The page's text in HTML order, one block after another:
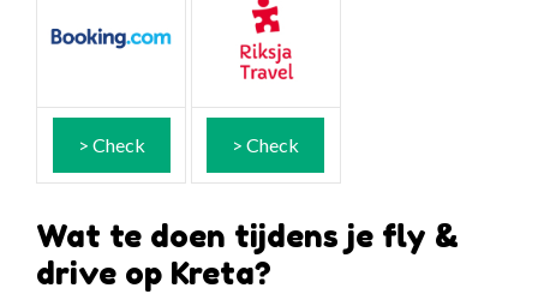
> Check > Check
Wat te doen tijdens je fly &
drive op Kreta?